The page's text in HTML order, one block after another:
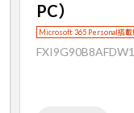
PC）
Microsoft 365 Personal搭載